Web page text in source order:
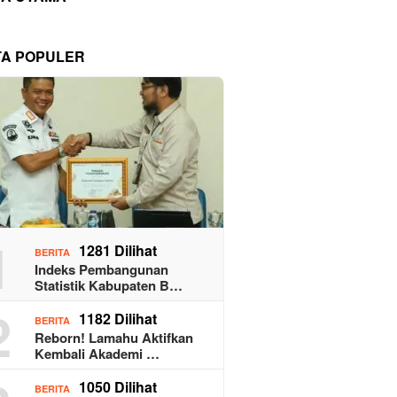
POPULER
BERITA 1281 Dilihat
Indeks Pembangunan
Statistik Kabupaten B…
BERITA 1182 Dilihat
Reborn! Lamahu Aktifkan
Kembali Akademi …
BERITA 1050 Dilihat